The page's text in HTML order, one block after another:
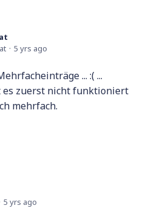
5 yrs ago
... :( ...
es zuerst nicht funktioniert
mehrfach.
5 yrs ago